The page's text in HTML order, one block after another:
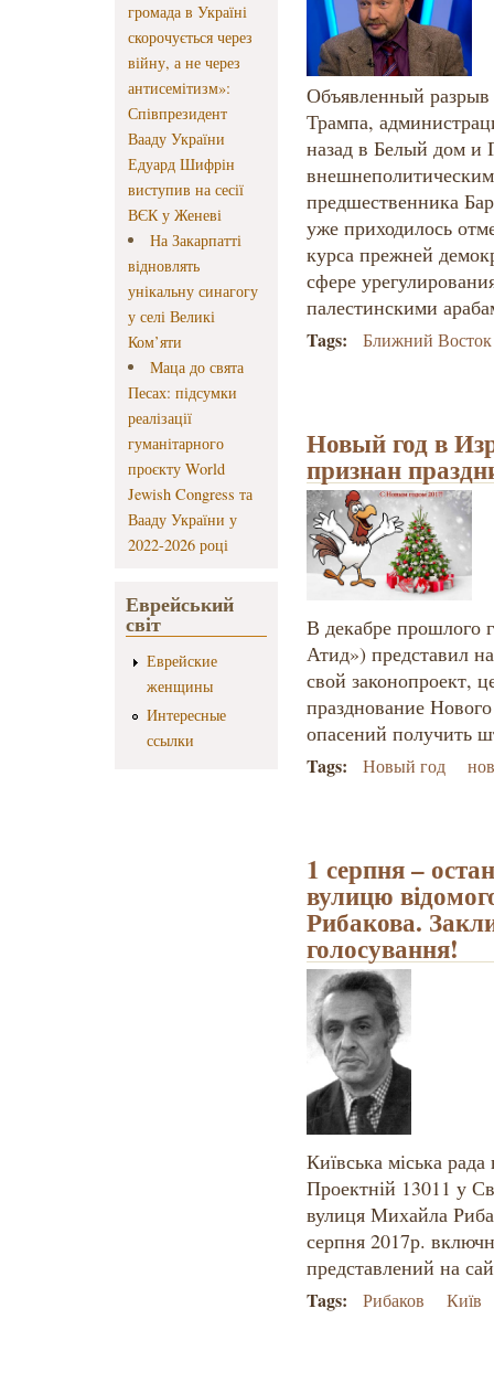
громада в Україні
скорочується через
війну, а не через
антисемітизм»:
Співпрезидент
Вааду України
Едуард Шифрін
виступив на сесії
ВЄК у Женеві
На Закарпатті
відновлять
унікальну синагогу
у селі Великі
Ком’яти
Маца до свята
Песах: підсумки
реалізації
гуманітарного
проєкту World
Jewish Congress та
Вааду України у
2022-2026 році
Еврейський
світ
Еврейские
женщины
Интересные
ссылки
Объявленный
Трампа,
назад в Белый дом
предшественника
уже приходилось
курса прежней
сфере
палестинскими
Tags: Ближний Восток
Новый год в
признан
В декабре прошлого
Атид») представил
свой законопроект,
празднование
опасений получить
Tags: Новый год
1 серпня –
вулицю
Рибакова.
голосування!
Київська міська
Проектній 13011 у
вулиця Михайла
серпня 2017р.
представлений на
Tags: Рибаков Київ